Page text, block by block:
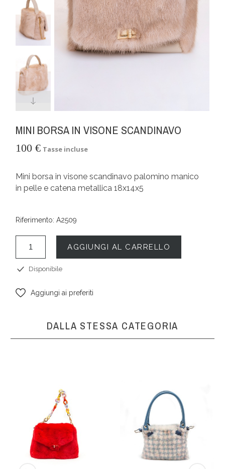
MINI BORSA IN VISONE SCANDINAVO
100 € Tasse incluse
Mini borsa in visone scandinavo palomino manico
in pelle e catena metallica 18x14x5
Riferimento: A2509
AGGIUNGI AL CARRELLO
Disponibile
Aggiungi ai preferiti
DALLA STESSA CATEGORIA